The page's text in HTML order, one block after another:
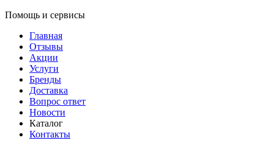
Помощь и сервисы
Главная
Отзывы
Акции
Услуги
Бренды
Доставка
Вопрос ответ
Новости
Каталог
Контакты